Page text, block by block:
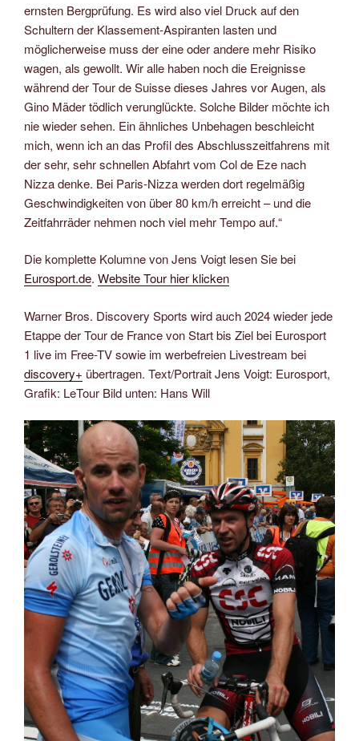
ernsten Bergprüfung. Es wird also viel Druck auf den
Schultern der Klassement-Aspiranten lasten und
möglicherweise muss der eine oder andere mehr Risiko
wagen, als gewollt. Wir alle haben noch die Ereignisse
während der Tour de Suisse dieses Jahres vor Augen, als
Gino Mäder tödlich verunglückte. Solche Bilder möchte ich
nie wieder sehen. Ein ähnliches Unbehagen beschleicht
mich, wenn ich an das Profil des Abschlusszeitfahrens mit
der sehr, sehr schnellen Abfahrt vom Col de Eze nach
Nizza denke. Bei Paris-Nizza werden dort regelmäßig
Geschwindigkeiten von über 80 km/h erreicht – und die
Zeitfahrräder nehmen noch viel mehr Tempo auf.“
Die komplette Kolumne von Jens Voigt lesen Sie bei
Eurosport.de. Website Tour hier klicken
Warner Bros. Discovery Sports wird auch 2024 wieder jede
Etappe der Tour de France von Start bis Ziel bei Eurosport
1 live im Free-TV sowie im werbefreien Livestream bei
discovery+ übertragen. Text/Portrait Jens Voigt: Eurosport,
Grafik: LeTour Bild unten: Hans Will